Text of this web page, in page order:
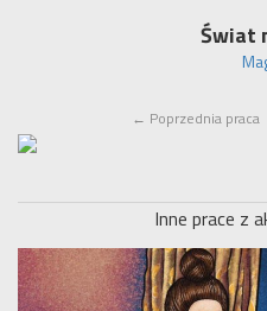
Świat
← Poprzednia praca
Inne prace z